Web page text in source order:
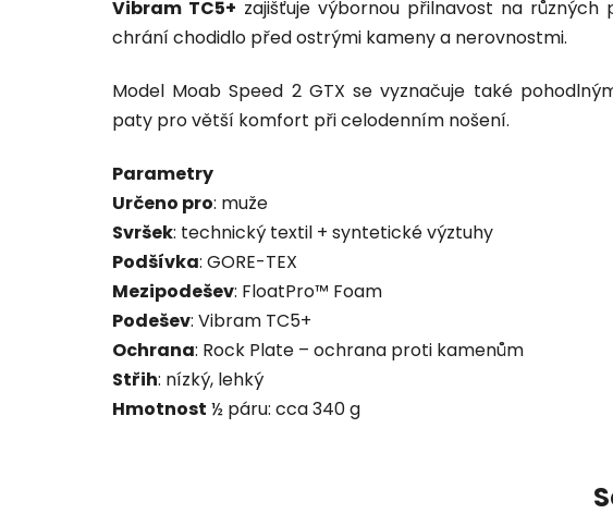
Vibram TC5+ zajišťuje výbornou přilnavost na různých
chrání chodidlo před ostrými kameny a nerovnostmi.
Model Moab Speed 2 GTX se vyznačuje také
paty pro větší komfort při celodenním nošení.
Parametry
Určeno pro: muže
Svršek: technický textil + syntetické výztuhy
Podšívka: GORE-TEX
Mezipodešev: FloatPro™ Foam
Podešev: Vibram TC5+
Ochrana: Rock Plate – ochrana proti kamenům
Střih: nízký, lehký
Hmotnost ½ páru: cca 340 g